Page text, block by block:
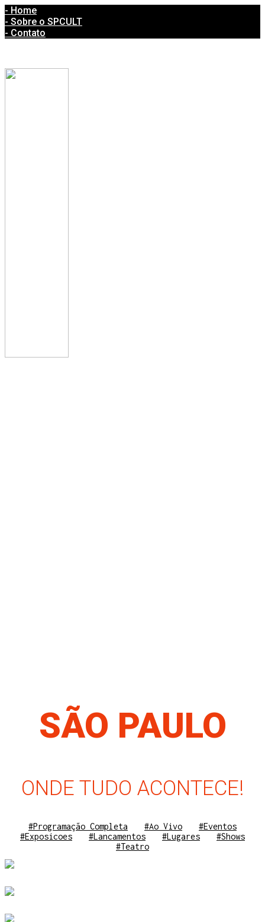
- Home
- Sobre o SPCULT
- Contato
SÃO PAULO
ONDE TUDO ACONTECE!
#Programação Completa #Ao Vivo
#Eventos
#Exposicoes
#Lancamentos #Lugares
#Shows
#Teatro